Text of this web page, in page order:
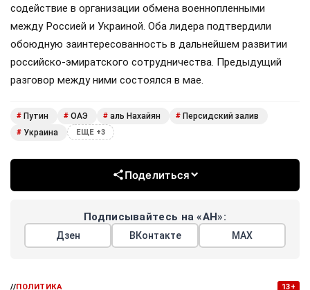
содействие в организации обмена военнопленными
между Россией и Украиной. Оба лидера подтвердили
обоюдную заинтересованность в дальнейшем развитии
российско-эмиратского сотрудничества. Предыдущий
разговор между ними состоялся в мае.
# Путин # ОАЭ # аль Нахайян # Персидский залив
# Украина ЕЩЕ +3
Поделиться
Подписывайтесь на «АН»:
Дзен ВКонтакте МАХ
//ПОЛИТИКА 13+